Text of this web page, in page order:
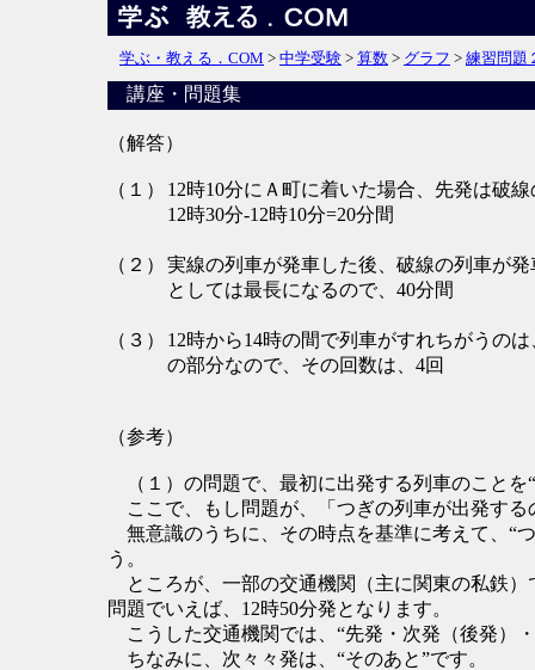
学ぶ・教える．COM > 中学受験 > 算数 > グラフ > 練習問題
講座・問題集
（解答）
（１）
12時10分にＡ町に着いた場合、先発は破
12時30分-12時10分=20分間
（２）
実線の列車が発車した後、破線の列車が
としては最長になるので、40分間
（３）
12時から14時の間で列車がすれちがうの
の部分なので、その回数は、4回
（参考）
（１）の問題で、最初に出発する列車のことを
ここで、もし問題が、「つぎの列車が出発す
無意識のうちに、その時点を基準に考えて、“
う。
ところが、一部の交通機関（主に関東の私鉄）
問題でいえば、12時50分発となります。
こうした交通機関では、“先発・次発（後発）
ちなみに、次々々発は、“そのあと”です。